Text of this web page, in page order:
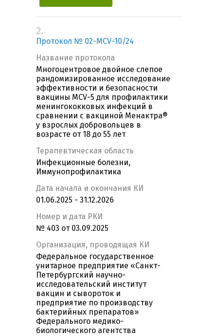
2.
Протокол № 02-MCV-10/24
Название протокола
Многоцентровое двойное слепое
рандомизированное исследование
эффективности и безопасности
вакцины MCV-5 для профилактики
менингококковых инфекций в
сравнении с вакциной Менактра®
у взрослых добровольцев в
возрасте от 18 до 55 лет
Терапевтическая область
Инфекционные болезни,
Иммунопрофилактика
Дата начала и окончания КИ
01.06.2025 - 31.12.2026
Номер и дата РКИ
№ 403 от 03.09.2025
Организация, проводящая КИ
Федеральное государственное
унитарное предприятие «Санкт-
Петербургский научно-
исследовательский институт
вакцин и сывороток и
предприятие по производству
бактерийных препаратов»
Федерального медико-
биологического агентства